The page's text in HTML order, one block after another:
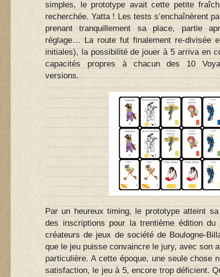
simples, le prototype avait cette petite
recherchée. Yatta ! Les tests s’enchaînèrent
prenant tranquillement sa place, partie
réglage… La route fut finalement re-divisée
initiales), la possibilité de jouer à 5 arriva en
capacités propres à chacun des 10
versions.
Par un heureux timing, le prototype atteint
des inscriptions pour la trentième édition du
créateurs de jeux de société de Boulogne-
que le jeu puisse convaincre le jury, avec son
particulière. A cette époque, une seule chose
satisfaction, le jeu à 5, encore trop déficient.